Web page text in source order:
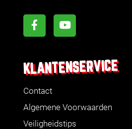
KLANTENSERVICE
Contact
Algemene Voorwaarden
Veiligheidstips